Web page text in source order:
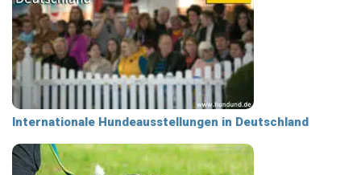
Internationale Hundeausstellungen in Deutschland